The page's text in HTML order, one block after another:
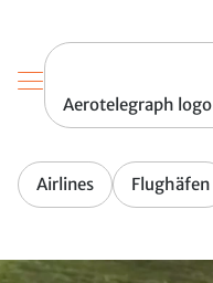
Aerotelegraph logo
Airlines Flughäfen